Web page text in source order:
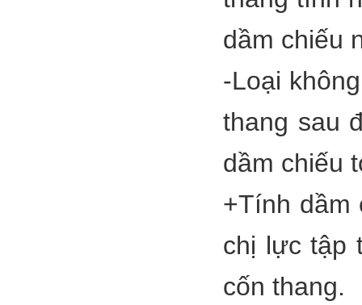
dầm chiếu
-Loại
thang sau
dầm chiếu
+Tính dầm
chị lực tập
cốn thang.